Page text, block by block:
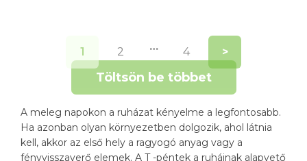
Töltsön be többet
1 2 … 4 >
A meleg napokon a ruházat kényelme a legfontosabb.
Ha azonban olyan környezetben dolgozik, ahol látnia
kell, akkor az első hely a ragyogó anyag vagy a
fényvisszaverő elemek. A T -péntek a ruháinak alapvető